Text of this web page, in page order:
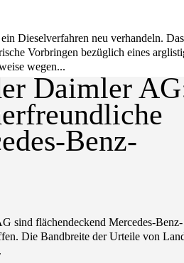
Dieselverfahren neu verhandeln. Das
Vorbringen bezüglich eines
wegen...
Daimler
Benz-
sind flächendeckend Mercedes-Benz-
Die Bandbreite der Urteile von